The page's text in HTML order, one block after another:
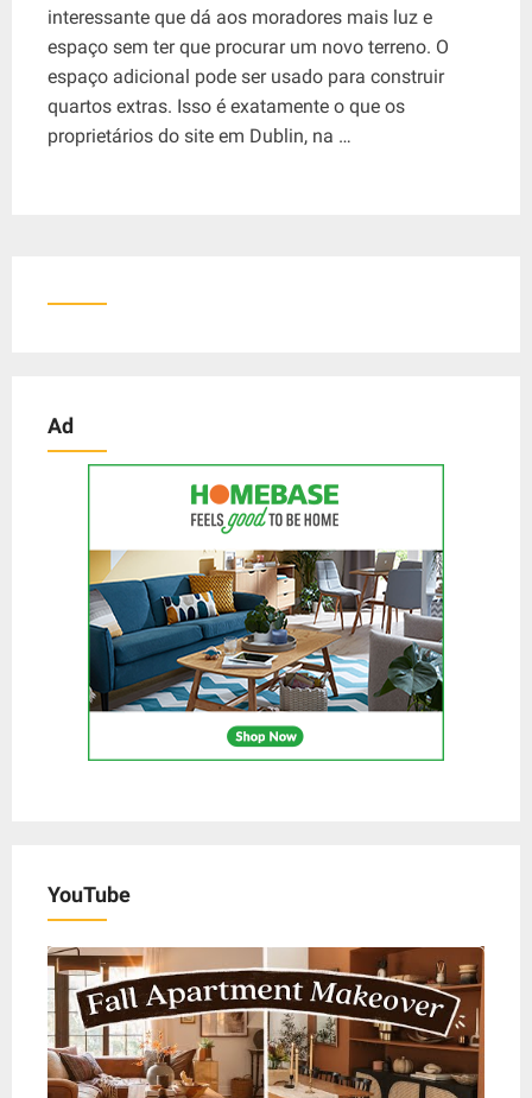
interessante que dá aos moradores mais luz e
espaço sem ter que procurar um novo terreno. O
espaço adicional pode ser usado para construir
quartos extras. Isso é exatamente o que os
proprietários do site em Dublin, na …
Ad
YouTube